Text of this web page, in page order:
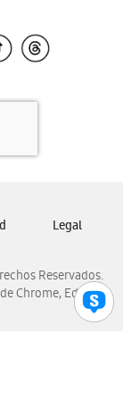
Reservados.
Chrome, Edge,
Legal